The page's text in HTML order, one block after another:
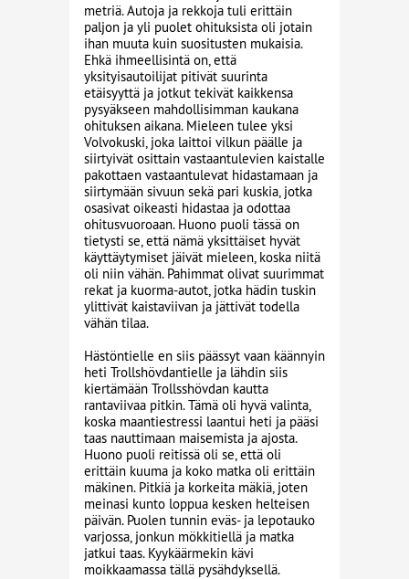
metriä. Autoja ja rekkoja tuli erittäin
paljon ja yli puolet ohituksista oli jotain
ihan muuta kuin suositusten mukaisia.
Ehkä ihmeellisintä on, että
yksityisautoilijat pitivät suurinta
etäisyyttä ja jotkut tekivät kaikkensa
pysyäkseen mahdollisimman kaukana
ohituksen aikana. Mieleen tulee yksi
Volvokuski, joka laittoi vilkun päälle ja
siirtyivät osittain vastaantulevien kaistalle
pakottaen vastaantulevat hidastamaan ja
siirtymään sivuun sekä pari kuskia, jotka
osasivat oikeasti hidastaa ja odottaa
ohitusvuoroaan. Huono puoli tässä on
tietysti se, että nämä yksittäiset hyvät
käyttäytymiset jäivät mieleen, koska niitä
oli niin vähän. Pahimmat olivat suurimmat
rekat ja kuorma-autot, jotka hädin tuskin
ylittivät kaistaviivan ja jättivät todella
vähän tilaa.
Hästöntielle en siis päässyt vaan käännyin
heti Trollshövdantielle ja lähdin siis
kiertämään Trollsshövdan kautta
rantaviivaa pitkin. Tämä oli hyvä valinta,
koska maantiestressi laantui heti ja pääsi
taas nauttimaan maisemista ja ajosta.
Huono puoli reitissä oli se, että oli
erittäin kuuma ja koko matka oli erittäin
mäkinen. Pitkiä ja korkeita mäkiä, joten
meinasi kunto loppua kesken helteisen
päivän. Puolen tunnin eväs- ja lepotauko
varjossa, jonkun mökkitiellä ja matka
jatkui taas. Kyykäärmekin kävi
moikkaamassa tällä pysähdyksellä.